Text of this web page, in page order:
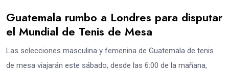
Guatemala rumbo a Londres para disputar
el Mundial de Tenis de Mesa
Las selecciones masculina y femenina de Guatemala de tenis
de mesa viajarán este sábado, desde las 6:00 de la mañana,